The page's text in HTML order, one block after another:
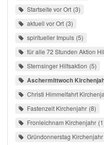
Startseite vor Ort 3
aktuell vor Ort 3
spiritueller Impuls 5
für alle 72 Stunden Aktion
Sternsinger Hilfsaktion 5
Aschermittwoch
Christi Himmelfahrt
Fastenzeit Kirchenjahr 8
Fronleichnam Kirchenjahr 1
Gründonnerstag Kirchenjahr